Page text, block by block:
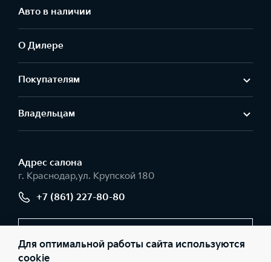
Авто в наличии
О Дилере
Покупателям
Владельцам
Адрес салонa
г. Краснодар,ул. Крупской 180
+7 (861) 227-80-80
Для оптимальной работы сайта используются
cookie